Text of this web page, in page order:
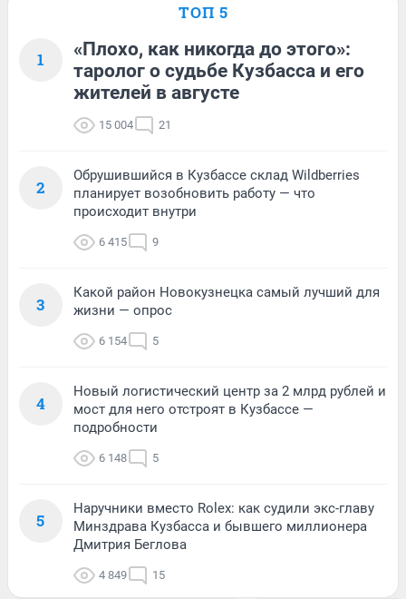
ТОП 5
1
«Плохо, как никогда до этого»:
таролог о судьбе Кузбасса и его
жителей в августе
15 004 21
2
Обрушившийся в Кузбассе склад Wildberries
планирует возобновить работу — что
происходит внутри
6 415 9
3
Какой район Новокузнецка самый лучший для
жизни — опрос
6 154 5
4
Новый логистический центр за 2 млрд рублей и
мост для него отстроят в Кузбассе —
подробности
6 148 5
5
Наручники вместо Rolex: как судили экс-главу
Минздрава Кузбасса и бывшего миллионера
Дмитрия Беглова
4 849 15